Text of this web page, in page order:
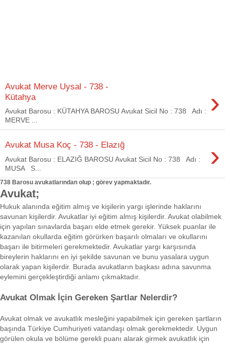
Avukat Merve Uysal - 738 -
Kütahya
›
Avukat Barosu : KÜTAHYA BAROSU Avukat Sicil No : 738 Adı :
MERVE ...
Avukat Musa Koç - 738 - Elazığ ›
Avukat Barosu : ELAZIĞ BAROSU Avukat Sicil No : 738 Adı :
MUSA S...
738 Barosu avukatlarından olup ; görev yapmaktadır.
Avukat;
Hukuk alanında eğitim almış ve kişilerin yargı işlerinde haklarını
savunan kişilerdir. Avukatlar iyi eğitim almış kişilerdir. Avukat olabilmek
için yapılan sınavlarda başarı elde etmek gerekir. Yüksek puanlar ile
kazanılan okullarda eğitim görürken başarılı olmaları ve okullarını
başarı ile bitirmeleri gerekmektedir. Avukatlar yargı karşısında
bireylerin haklarını en iyi şekilde savunan ve bunu yasalara uygun
olarak yapan kişilerdir. Burada avukatların başkası adına savunma
eylemini gerçekleştirdiği anlamı çıkmaktadır.
Avukat Olmak İçin Gereken Şartlar Nelerdir?
Avukat olmak ve avukatlık mesleğini yapabilmek için gereken şartların
başında Türkiye Cumhuriyeti vatandaşı olmak gerekmektedir. Uygun
görülen okula ve bölüme gerekli puanı alarak girmek avukatlık için